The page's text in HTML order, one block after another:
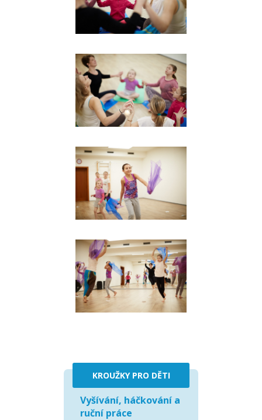
KROUŽKY PRO DĚTI
Vyšívání, háčkování a
ruční práce